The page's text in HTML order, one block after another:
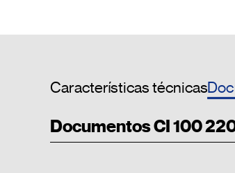
Características técnicas
Documentos CI 100